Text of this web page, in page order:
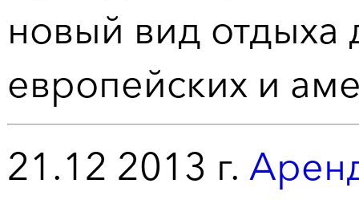
новый вид отдыха
европейских и
21.12 2013 г.